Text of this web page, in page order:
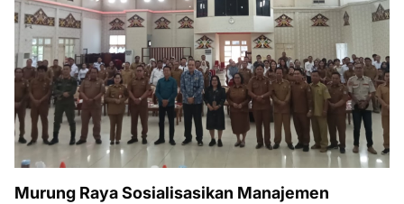
Murung Raya Sosialisasikan Manajemen